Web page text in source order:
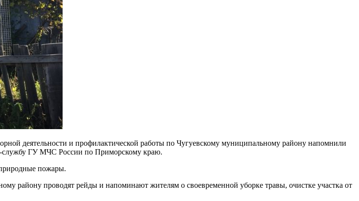
деятельности и профилактической работы по Чугуевскому муниципальному району напомнили
службу ГУ МЧС России по Приморскому краю.
природные пожары.
району проводят рейды и напоминают жителям о своевременной уборке травы, очистке участка от